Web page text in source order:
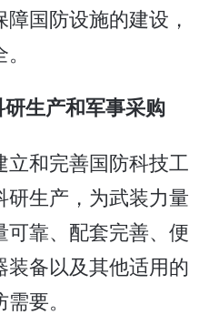
国防设施的建设，
生产和军事采购
和完善国防科技工
生产，为武装力量
靠、配套完善、便
备以及其他适用的
要。